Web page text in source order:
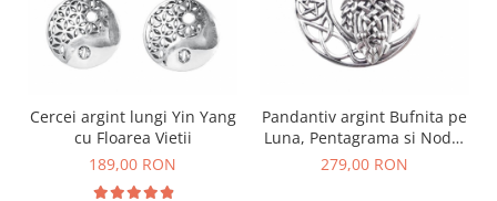
Cercei argint lungi Yin Yang
cu Floarea Vietii
189,00 RON
Pandantiv argint Bufnita pe
Luna, Pentagrama si Nodul
Celtic
279,00 RON